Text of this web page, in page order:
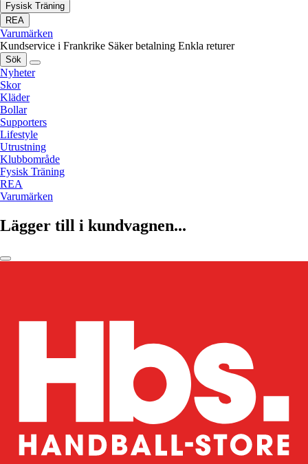
Fysisk Träning
REA
Varumärken
Kundservice i Frankrike Säker betalning Enkla returer
Sök
Nyheter
Skor
Kläder
Bollar
Supporters
Lifestyle
Utrustning
Klubbområde
Fysisk Träning
REA
Varumärken
Lägger till i kundvagnen...